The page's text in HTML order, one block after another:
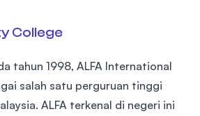
College
tahun 1998, ALFA International
salah satu perguruan tinggi
ALFA terkenal di negeri ini